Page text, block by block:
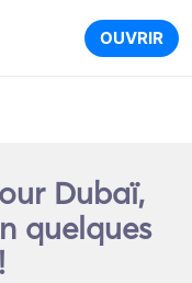
OUVRIR
Dubaï,
quelques